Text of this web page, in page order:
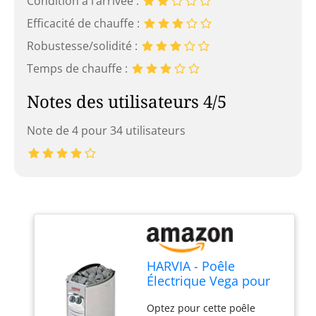
Efficacité de chauffe :
Robustesse/solidité :
Temps de chauffe :
Notes des utilisateurs 4/5
Note de 4 pour 34 utilisateurs
HARVIA - Poêle
Électrique Vega pour
PO45 - Poêle Sauna
Optez pour cette poêle